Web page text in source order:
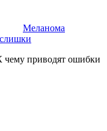
Меланома
чему приводят ошибки